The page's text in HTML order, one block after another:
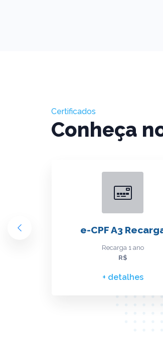
Certificados
Conheça
CAU) e-CPF A3
Recarga 1 ano
R$
+ detalhes